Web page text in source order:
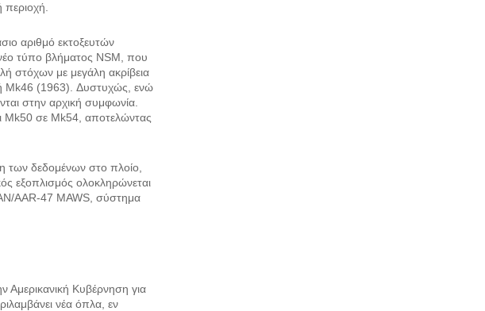
αριθμό εκτοξευτών
τύπο βλήματος NSM, που
στόχων με μεγάλη ακρίβεια
ή Mk46 (1963). Δυστυχώς, ενώ
στην αρχική συμφωνία.
Mk50 σε Mk54, αποτελώντας
των δεδομένων στο πλοίο,
εξοπλισμός ολοκληρώνεται
AAR-47 MAWS, σύστημα
Αμερικανική Κυβέρνηση για
νέα όπλα, εν